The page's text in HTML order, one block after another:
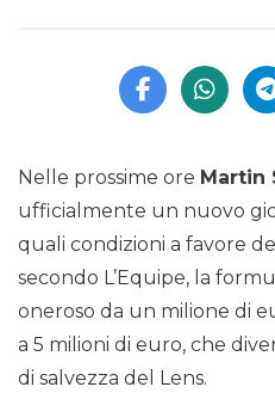
Nelle prossime ore Martin
ufficialmente un nuovo
quali condizioni a favore
secondo L’Equipe, la
oneroso da un milione di
a 5 milioni di euro, che
di salvezza del Lens.